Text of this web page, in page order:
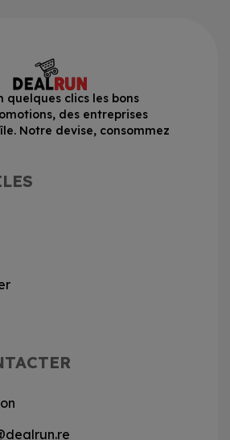
quelques clics les bons
des entreprises
Notre devise, consommez